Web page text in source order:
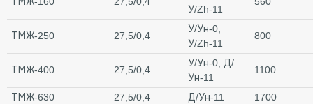
У/Zh-11
ТМЖ-250 27,5/0,4
У/Ун-0,
У/Zh-11
800
ТМЖ-400 27,5/0,4
У/Ун-0, Д/
Ун-11
1100
ТМЖ-630 27,5/0,4 Д/Ун-11 1700